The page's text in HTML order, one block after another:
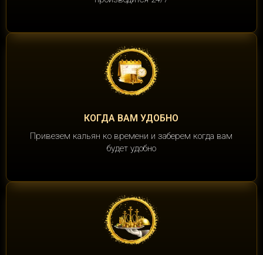
КОГДА ВАМ УДОБНО
Привезем кальян ко времени и заберем когда вам
будет удобно